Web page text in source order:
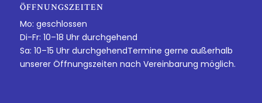
ÖFFNUNGSZEITEN
Mo: geschlossen
Di-Fr: 10–18 Uhr durchgehend
Sa: 10–15 Uhr durchgehendTermine gerne außerhalb
unserer Öffnungszeiten nach Vereinbarung möglich.